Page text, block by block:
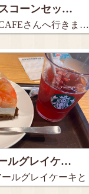
コーンセッ…
さんへ行きま…
ルグレイケ…
ルグレイケーキと